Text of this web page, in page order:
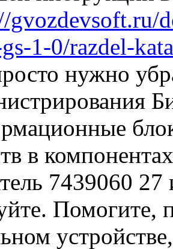
gvozdevsoft.ru/
1-0/razdel-
нужно
в
7439060 27
Помогите,